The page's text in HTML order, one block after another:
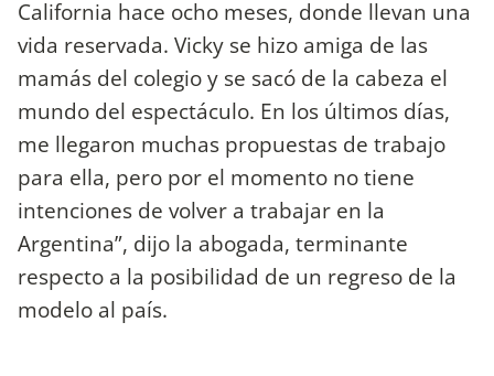
California hace ocho meses, donde llevan una
vida reservada. Vicky se hizo amiga de las
mamás del colegio y se sacó de la cabeza el
mundo del espectáculo. En los últimos días,
me llegaron muchas propuestas de trabajo
para ella, pero por el momento no tiene
intenciones de volver a trabajar en la
Argentina”, dijo la abogada, terminante
respecto a la posibilidad de un regreso de la
modelo al país.